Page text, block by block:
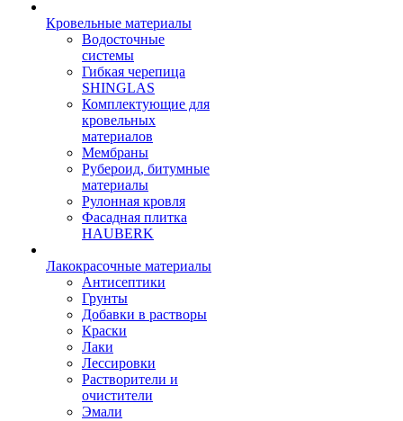
Кровельные материалы
Водосточные
системы
Гибкая черепица
SHINGLAS
Комплектующие для
кровельных
материалов
Мембраны
Рубероид, битумные
материалы
Рулонная кровля
Фасадная плитка
HAUBERK
Лакокрасочные материалы
Антисептики
Грунты
Добавки в растворы
Краски
Лаки
Лессировки
Растворители и
очистители
Эмали